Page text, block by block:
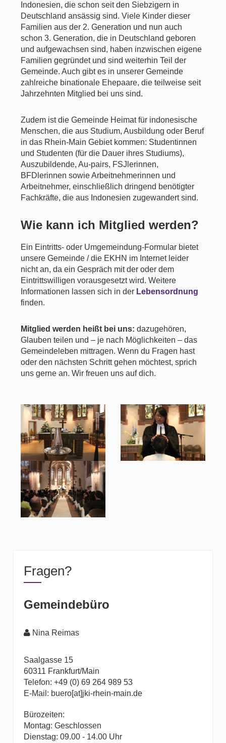
Indonesien, die schon seit den Siebzigern in
Deutschland ansässig sind. Viele Kinder dieser
Familien aus der 2. Generation und nun auch
schon 3. Generation, die in Deutschland geboren
und aufgewachsen sind, haben inzwischen eigene
Familien gegründet und sind weiterhin Teil der
Gemeinde. Auch gibt es in unserer Gemeinde
zahlreiche binationale Ehepaare, die teilweise seit
Jahrzehnten Mitglied bei uns sind.
Zudem ist die Gemeinde Heimat für indonesische
Menschen, die aus Studium, Ausbildung oder Beruf
in das Rhein-Main Gebiet kommen: Studentinnen
und Studenten (für die Dauer ihres Studiums),
Auszubildende, Au-pairs, FSJlerinnen,
BFDlerinnen sowie Arbeitnehmerinnen und
Arbeitnehmer, einschließlich dringend benötigter
Fachkräfte, die aus Indonesien zugewandert sind.
Wie kann ich Mitglied werden?
Ein Eintritts- oder Umgemeindung-Formular bietet
unsere Gemeinde / die EKHN im Internet leider
nicht an, da ein Gespräch mit der oder dem
Eintrittswilligen vorausgesetzt wird. Weitere
Informationen lassen sich in der Lebensordnung
finden.
Mitglied werden heißt bei uns: dazugehören,
Glauben teilen und – je nach Möglichkeiten – das
Gemeindeleben mittragen. Wenn du Fragen hast
oder den nächsten Schritt gehen möchtest, sprich
uns gerne an. Wir freuen uns auf dich.
Fragen?
Gemeindebüro
Nina Reimas
Saalgasse 15
60311 Frankfurt/Main
Telefon: +49 (0) 69 264 989 53
E-Mail: buero[at]jki-rhein-main.de
Bürozeiten:
Montag: Geschlossen
Dienstag: 09.00 - 14.00 Uhr